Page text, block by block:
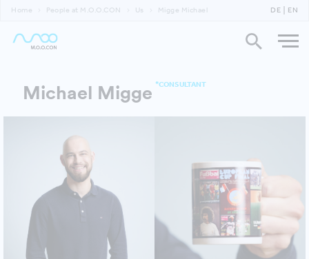
Home People at M.O.O.CON Us Migge Michael DE EN
Michael Migge *CONSULTANT